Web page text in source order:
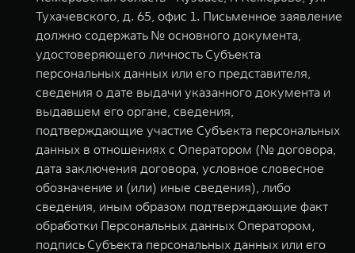
Тухачевского, д. 65, офис 1. Письменное заявление
должно содержать № основного документа,
удостоверяющего личность Субъекта
персональных данных или его представителя,
сведения о дате выдачи указанного документа и
выдавшем его органе, сведения,
подтверждающие участие Субъекта персональных
данных в отношениях с Оператором (№ договора,
дата заключения договора, условное словесное
обозначение и (или) иные сведения), либо
сведения, иным образом подтверждающие факт
обработки Персональных данных Оператором,
подпись Субъекта персональных данных или его